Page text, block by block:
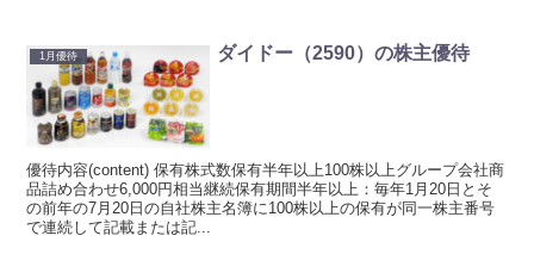
1月優待 ダイドー（2590）の株主優待
優待内容(content) 保有株式数保有半年以上100株以上グループ会社商
品詰め合わせ6,000円相当継続保有期間半年以上：毎年1月20日とそ
の前年の7月20日の自社株主名簿に100株以上の保有が同一株主番号
で連続して記載または記...